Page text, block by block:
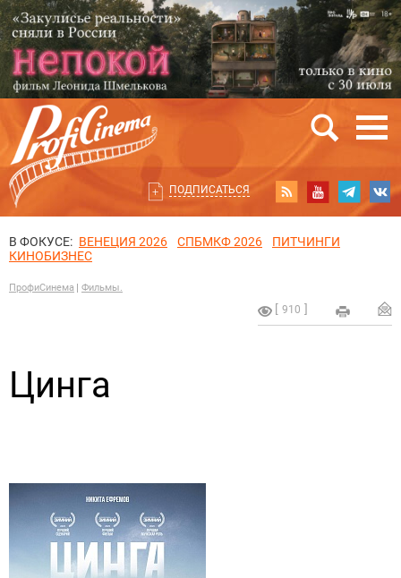
ПОДПИСАТЬСЯ
В ФОКУСЕ: ВЕНЕЦИЯ 2026 СПБМКФ 2026
ПИТЧИНГИ
КИНОБИЗНЕС
ПрофиСинема Фильмы.
910
Цинга